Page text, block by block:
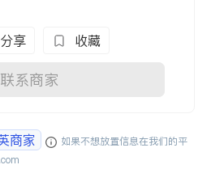
分享 收藏
联系商家
商家
如果不想放置信息在我们的平